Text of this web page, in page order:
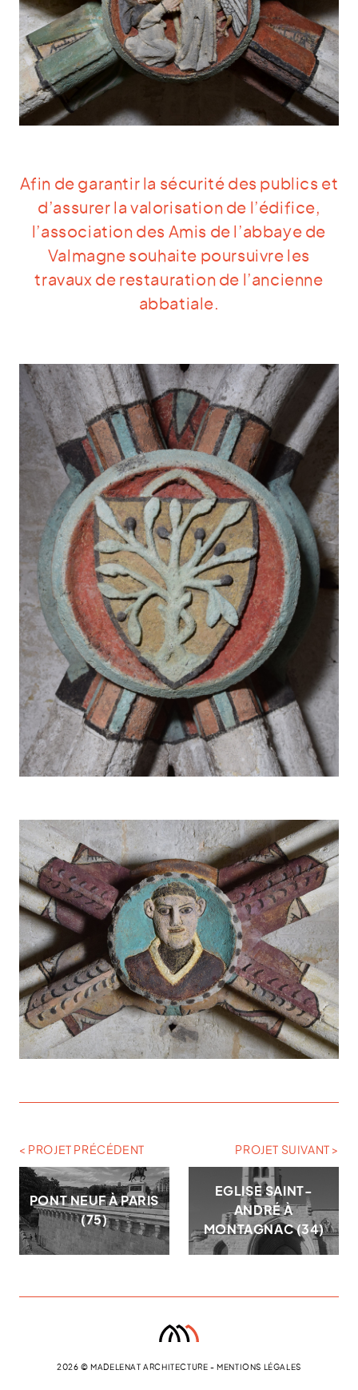
Afin de garantir la sécurité des publics et
d’assurer la valorisation de l’édifice,
l’association des Amis de l’abbaye de
Valmagne souhaite poursuivre les
travaux de restauration de l’ancienne
abbatiale.
< PROJET PRÉCÉDENT
PONT NEUF À PARIS
(75)
EGLISE SAINT-
ANDRÉ À
MONTAGNAC (34)
PROJET SUIVANT >
2026 © MADELENAT ARCHITECTURE - MENTIONS LÉGALES